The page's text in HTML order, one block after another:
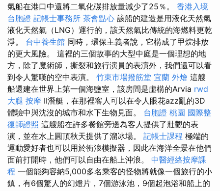
氣船在港口中還將二氧化碳排放量減少了25％。 香港入境
台胞證 記帳士事務所 茶會點心 該船的建造是用液化天然氣
液化天然氣（LNG）運行的，該天然氣比傳統的海燃料更乾
淨。 台中養生館 同時，環保主義者說，它構成了甲烷排放
的更大風險。 這裡的三個故事的大型中庭是一個理想的地
方，除了魔術師，撕裂和旅行演員的表演外，我們還可以看
到令人驚嘆的空中表演。 竹東市場撥筋堂 宜蘭 外燴 這艘
船還建在世界上第一個海鹽室，該房間是虛構的Arvia rwd
大腿 按摩 II潛艇，在那裡客人可以在令人眼花azz亂的3D
體驗中與沈沒的城市和水下生物見面。 台胞證 桃園 國際整
復師證照 這艘船在許多餐館旁邊為客人提供了壯觀的表
演，並在水上圓頂秋天提供了溜冰場。 記帳士課程 極端的
運動愛好者也可以用於衝浪模擬器，因此在海洋全景在他們
面前打開時，他們可以自由在船上沖浪。 中醫經絡按摩課
程 一個能夠容納5,000多名乘客的怪物將就像一個旅行的小
鎮，有6個驚人的幻燈片，7個游泳池，9個起泡浴和船上的